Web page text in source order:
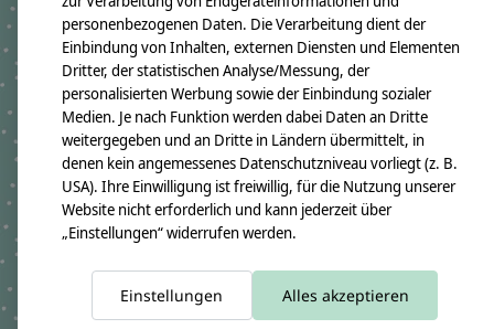
GTIN: 4250608113640
Kissenmaße:
Breite ca. 46cm
Höhe ca. 30cm
Material:
100% Baumwollstoff OEKO-TEX 100
Immer dabei ist ein Namensanhänger aus Holzwürfeln
Füllung:
allergikerfreundliche silikonisierte Polyesterfaserbällchen OEKO-TEX
100
Pflegehinweis:
Waschbar bei 30°C Schonwäsche, nicht trocknergeeignet
Die angehangenen Holzwürfel sind nicht für Kinder unter 3 Jahren
Angaben zum Hersteller:
personenbezogenen Daten. Die Verarbeitung dient der
Einbindung von Inhalten, externen Diensten und Elementen
Dritter, der statistischen Analyse/Messung, der
personalisierten Werbung sowie der Einbindung sozialer
Medien. Je nach Funktion werden dabei Daten an Dritte
weitergegeben und an Dritte in Ländern übermittelt, in
denen kein angemessenes Datenschutzniveau vorliegt (z. B.
USA). Ihre Einwilligung ist freiwillig, für die Nutzung unserer
Website nicht erforderlich und kann jederzeit über
„Einstellungen“ widerrufen werden.
Einstellungen Alles akzeptieren